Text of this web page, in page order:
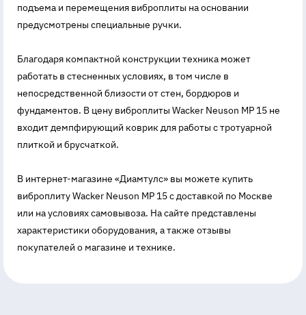
подъема и перемещения виброплиты на основании
предусмотрены специальные ручки.
Благодаря компактной конструкции техника может
работать в стесненных условиях, в том числе в
непосредственной близости от стен, бордюров и
фундаментов. В цену виброплиты Wacker Neuson MP 15 не
входит демпфирующий коврик для работы с тротуарной
плиткой и брусчаткой.
В интернет-магазине «Диамтулс» вы можете купить
виброплиту Wacker Neuson MP 15 с доставкой по Москве
или на условиях самовывоза. На сайте представлены
характеристики оборудования, а также отзывы
покупателей о магазине и технике.